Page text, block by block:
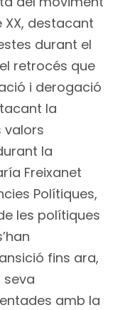
destacant
durant el
retrocés que
i derogació
la
valors
la
Freixanet
Polítiques,
les polítiques
fins ara,
amb la